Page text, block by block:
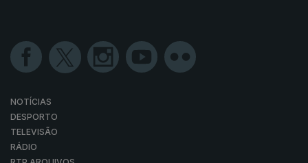
NOTÍCIAS
DESPORTO
TELEVISÃO
RÁDIO